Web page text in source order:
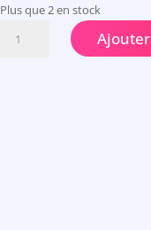
Plus que 2 en stock